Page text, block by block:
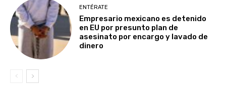
ENTÉRATE
Empresario mexicano es detenido
en EU por presunto plan de
asesinato por encargo y lavado de
dinero